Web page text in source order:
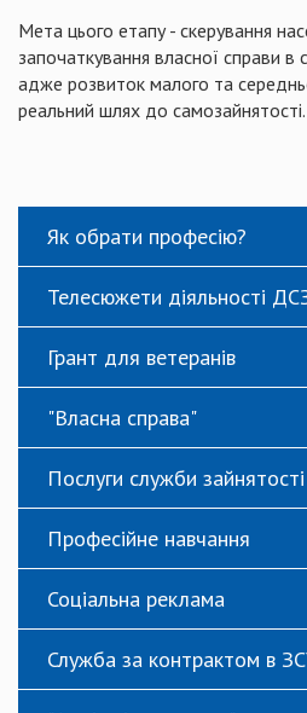
Мета цього етапу - скерування
започаткування власної справи в
адже розвиток малого та
реальний шлях до самозайнятості.
Як обрати професію?
Телесюжети діяльності
Грант для ветеранів
"Власна справа"
Послуги служби зайнятості
Професійне навчання
Соціальна реклама
Служба за контрактом в